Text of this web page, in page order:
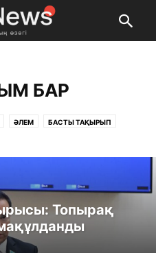
БАР
ӘЛЕМ БАСТЫ ТАҚЫРЫП
КҮНДЕРЕК ҚОҒАМ
ЖӘНЕ БИЗНЕС
Топырақ